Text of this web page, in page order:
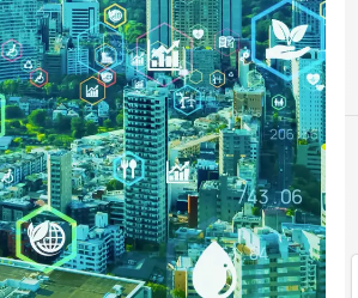
Eventi Innovazione